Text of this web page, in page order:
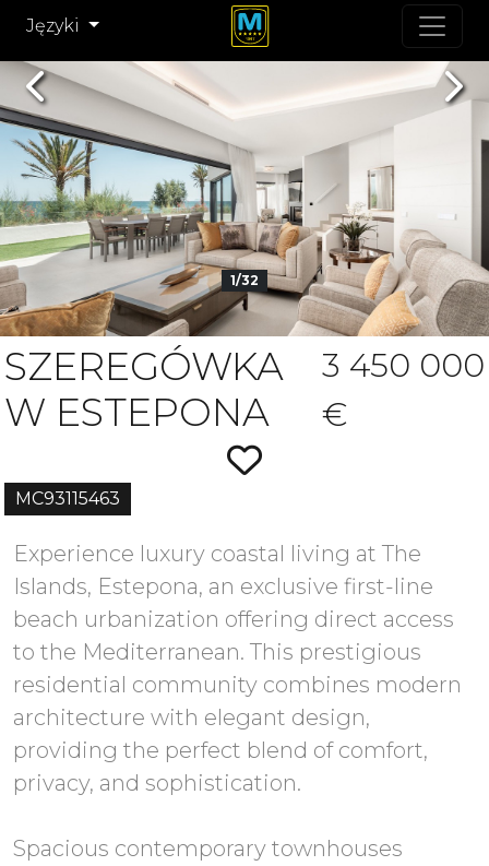
Języki
1/32
Previous
MC93115463
SZEREGÓWKA
W ESTEPONA
3 450 000
€
Experience luxury coastal living at The
Islands, Estepona, an exclusive first-line
beach urbanization offering direct access
to the Mediterranean. This prestigious
residential community combines modern
architecture with elegant design,
providing the perfect blend of comfort,
privacy, and sophistication.
Spacious contemporary townhouses